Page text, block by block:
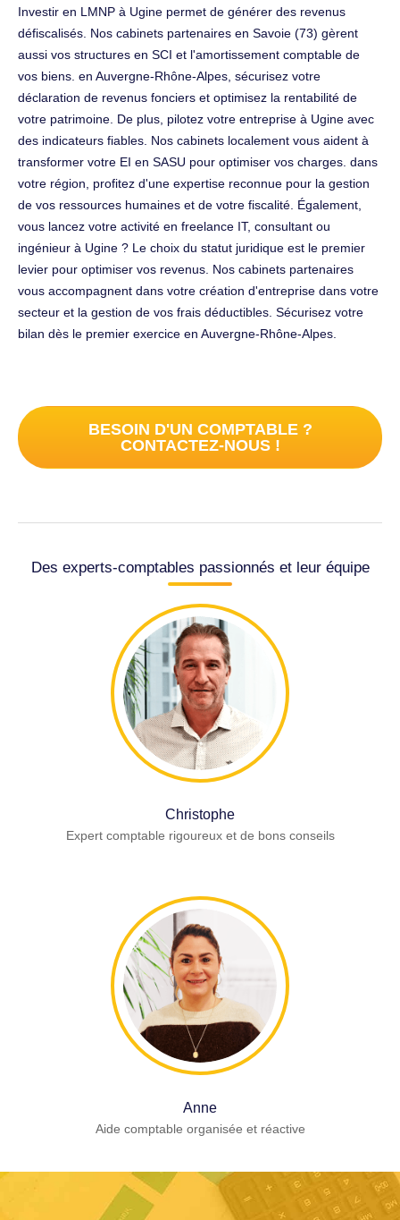
Investir en LMNP à Ugine permet de générer des revenus
défiscalisés. Nos cabinets partenaires en Savoie (73) gèrent
aussi vos structures en SCI et l'amortissement comptable de
vos biens. en Auvergne-Rhône-Alpes, sécurisez votre
déclaration de revenus fonciers et optimisez la rentabilité de
votre patrimoine. De plus, pilotez votre entreprise à Ugine avec
des indicateurs fiables. Nos cabinets localement vous aident à
transformer votre EI en SASU pour optimiser vos charges. dans
votre région, profitez d'une expertise reconnue pour la gestion
de vos ressources humaines et de votre fiscalité. Également,
vous lancez votre activité en freelance IT, consultant ou
ingénieur à Ugine ? Le choix du statut juridique est le premier
levier pour optimiser vos revenus. Nos cabinets partenaires
vous accompagnent dans votre création d'entreprise dans votre
secteur et la gestion de vos frais déductibles. Sécurisez votre
bilan dès le premier exercice en Auvergne-Rhône-Alpes.
BESOIN D'UN COMPTABLE ?
CONTACTEZ-NOUS !
Des experts-comptables passionnés et leur équipe
Christophe
Expert comptable rigoureux et de bons conseils
Anne
Aide comptable organisée et réactive